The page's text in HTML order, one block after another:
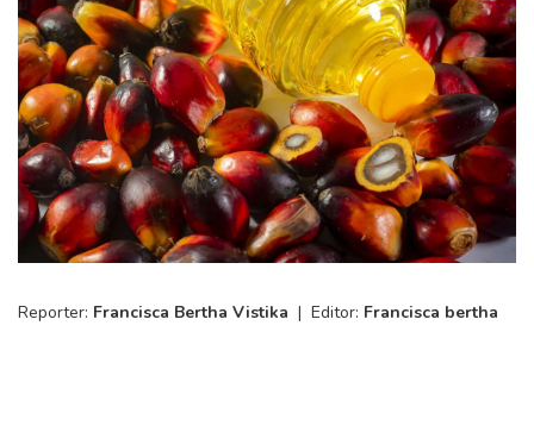
Reporter: Francisca Bertha Vistika | Editor: Francisca bertha